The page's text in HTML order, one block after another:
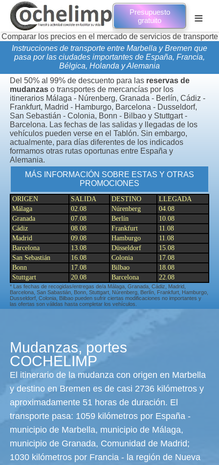
Presupuesto
gratuito
≡
precios en el mercado de servicios de transporte de
Instrucciones de transporte entre Marbella y Bremen que
pasa por las ciudades importantes de España, Francia,
Bélgica, Holanda y Alemania
Del 50% al 99% de descuento para las reservas de
mudanzas o transportes de mercancías por los
itinerarios Málaga - Núrenberg, Granada - Berlín, Cádiz -
Frankfurt, Madrid - Hamburgo, Barcelona - Dusseldorf,
San Sebastián - Colonia, Bonn - Bilbao y Stuttgart -
Barcelona. Las fechas de las salidas y llegadas de los
vehículos pueden verse en el Tablón. Sin embargo,
actualmente, para días diferentes de los indicados
formamos otras rutas oportunas entre España y
Alemania.
MÁS INFORMACIÓN SOBRE ESTAS Y OTRAS
PROMOCIONES
ORIGEN SALIDA DESTINO
LLEGADA
Málaga
02.08 Núrenberg
04.08
Granada
07.08 Berlín
10.08
Cádiz
08.08 Frankfurt
11.08
Madrid
09.08 Hamburgo
11.08
Barcelona
13.08 Düsseldorf
15.08
San Sebastián
16.08 Colonia
17.08
Bonn
17.08 Bilbao
18.08
Stuttgart
20.08 Barcelona 22.08
* Las fechas de recogidas/entregas de/a Málaga, Granada, Cádiz, Madrid,
Barcelona, San Sabastián, Bonn, Stuttgart, Núrenberg, Berlín, Frankfurt, Hamburgo,
Dusseldorf, Colonia, Bilbao pueden sufrir ciertas modificaciones no importantes y
las ofertas son válidas hasta completar los vehículos.
Mudanzas, portes
COCHELIMP
El itinerario de la mudanza con origen en Marbella
y destino en Bremen es de casi 2736 kilómetros y
aproximadamente 51 horas de duración. El
transporte pasa: 1059 kilómetros por España -
municipio de Marbella, municipio de Málaga,
municipio de Granada, Comunidad de Madrid;
1030 kilómetros por Francia - la región de Nueva